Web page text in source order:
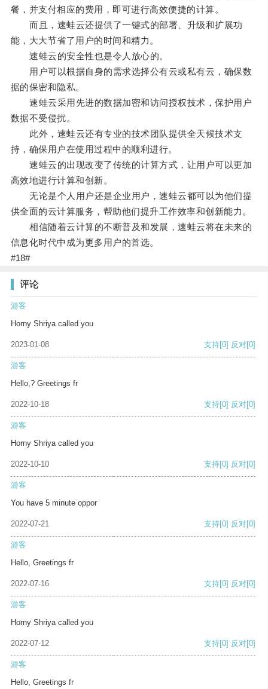
餐，并支付相应的费用，即可进行高效便捷的计算。
而且，速蛙云还提供了一键式的部署、升级和扩展功
能，大大节省了用户的时间和精力。
速蛙云的安全性也是令人放心的。
用户可以根据自身的需求选择公有云或私有云，确保数
据的保密和隐私。
速蛙云采用先进的数据加密和访问授权技术，保护用户
数据不受侵扰。
此外，速蛙云还有专业的技术团队提供全天候技术支
持，确保用户在使用过程中的顺利进行。
速蛙云的出现改变了传统的计算方式，让用户可以更加
高效地进行计算和创新。
无论是个人用户还是企业用户，速蛙云都可以为他们提
供全面的云计算服务，帮助他们提升工作效率和创新能力。
相信随着云计算的不断普及和发展，速蛙云将在未来的
信息化时代中成为更多用户的首选。
#18#
评论
游客
Horny Shriya called you
2023-01-08 支持[0] 反对[0]
游客
Hello,? Greetings fr
2022-10-18 支持[0] 反对[0]
游客
Horny Shriya called you
2022-10-10 支持[0] 反对[0]
游客
You have 5 minute oppor
2022-07-21 支持[0] 反对[0]
游客
Hello, Greetings fr
2022-07-16 支持[0] 反对[0]
游客
Horny Shriya called you
2022-07-12 支持[0] 反对[0]
游客
Hello, Greetings fr